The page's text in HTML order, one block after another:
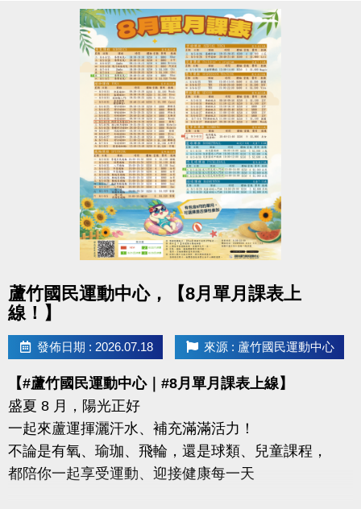
歡迎持續關注蘆竹國民運動中心，掌握最新優惠與活
-洽詢專線：03-2639066 #112
-官網 :
https://www.lzsports.com.tw/zh_TW/news/pageID/1/
-FB : 桃園市蘆竹國民運動中心
-IG : @luzhusports
蘆竹國民運動中心，【8月單月課表上
線！】
發佈日期 : 2026.07.18 來源 : 蘆竹國民運動中心
【#蘆竹國民運動中心｜#8月單月課表上線】
盛夏 8 月，陽光正好
一起來蘆運揮灑汗水、補充滿滿活力！
不論是有氧、瑜珈、飛輪，還是球類、兒童課程，
都陪你一起享受運動、迎接健康每一天